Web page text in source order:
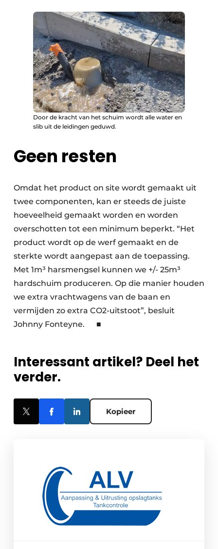
Door de kracht van het schuim wordt alle water en
slib uit de leidingen geduwd.
Geen resten
Omdat het product on site wordt gemaakt uit
twee componenten, kan er steeds de juiste
hoeveelheid gemaakt worden en worden
overschotten tot een minimum beperkt. “Het
product wordt op de werf gemaakt en de
sterkte wordt aangepast aan de toepassing.
Met 1m³ harsmengsel kunnen we +/- 25m³
hardschuim produceren. Op die manier houden
we extra vrachtwagens van de baan en
vermijden zo extra CO2-uitstoot”, besluit
Johnny Fonteyne. ■
Interessant artikel? Deel het
verder.
Kopieer